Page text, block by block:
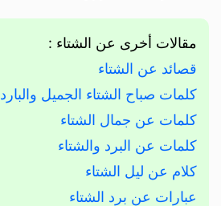
مقالات أخرى عن الشتاء :
قصائد عن الشتاء
كلمات صباح الشتاء الجميل والبارد
كلمات عن جمال الشتاء
كلمات عن البرد والشتاء
كلام عن ليل الشتاء
عبارات عن برد الشتاء